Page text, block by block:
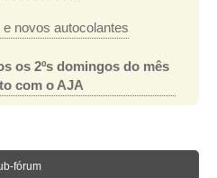
e novos autocolantes
os 2ºs domingos do mês
com o AJA
fórum